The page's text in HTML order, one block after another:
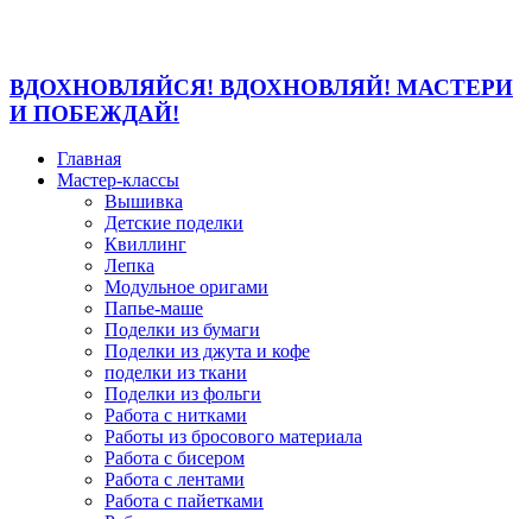
ВДОХНОВЛЯЙСЯ! ВДОХНОВЛЯЙ! МАСТЕРИ
И ПОБЕЖДАЙ!
Главная
Мастер-классы
Вышивка
Детские поделки
Квиллинг
Лепка
Модульное оригами
Папье-маше
Поделки из бумаги
Поделки из джута и кофе
поделки из ткани
Поделки из фольги
Работа с нитками
Работы из бросового материала
Работа с бисером
Работа с лентами
Работа с пайетками